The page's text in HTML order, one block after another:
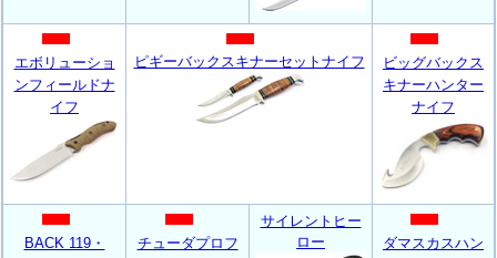
エボリューショ
ンフィールドナ
イフ
ピギーバックスキナーセットナイフ
ビッグバックス
キナーハンター
ナイフ
BACK 119・
チューダプロフ
サイレントヒー
ロー
ダマスカスハン